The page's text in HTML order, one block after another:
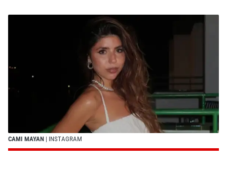
CAMI MAYAN | INSTAGRAM